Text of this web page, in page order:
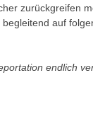
zurückgreifen
auf
endlich